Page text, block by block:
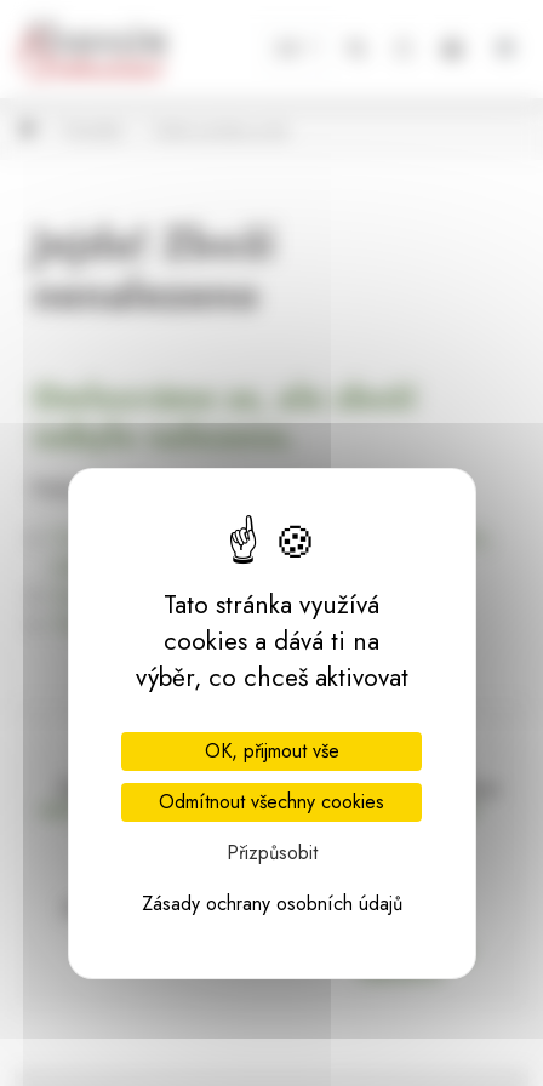
Jejda! Zboží
nenalezeno
Omlouváme se, ale zboží
nebylo nalezeno.
Pokračujte na
Úvodní stránku Dekorace, bytové a zahradní doplňky,
dárky | HARASIM.info
Doprava zdarma
nad 2000 Kč bez DPH
Vše máme skladem
Ihned k odeslání
97% hodnocení Zásilka pod
Panel pro správu cookies
Tato stránka využívá
cookies a dává ti na
výběr, co chceš aktivovat
OK, přijmout vše
Odmítnout všechny cookies
Přizpůsobit
Zásady ochrany osobních údajů